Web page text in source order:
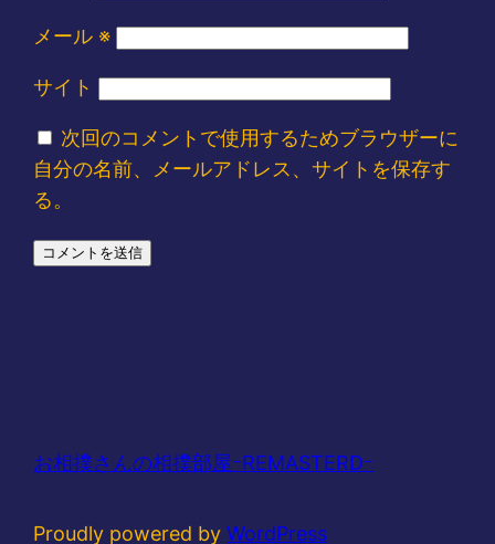
メール ※
サイト
次回のコメントで使用するためブラウザーに
自分の名前、メールアドレス、サイトを保存す
る。
お相撲さんの相撲部屋ｰREMASTERDｰ
Proudly powered byWordPress